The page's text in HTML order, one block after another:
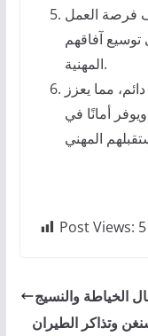
فرصة العمل
آفاقهم
المهنية.
مما يعزز
أمانًا في
Post Views:
الخياطة والنسيج
وتذاكر الطيران